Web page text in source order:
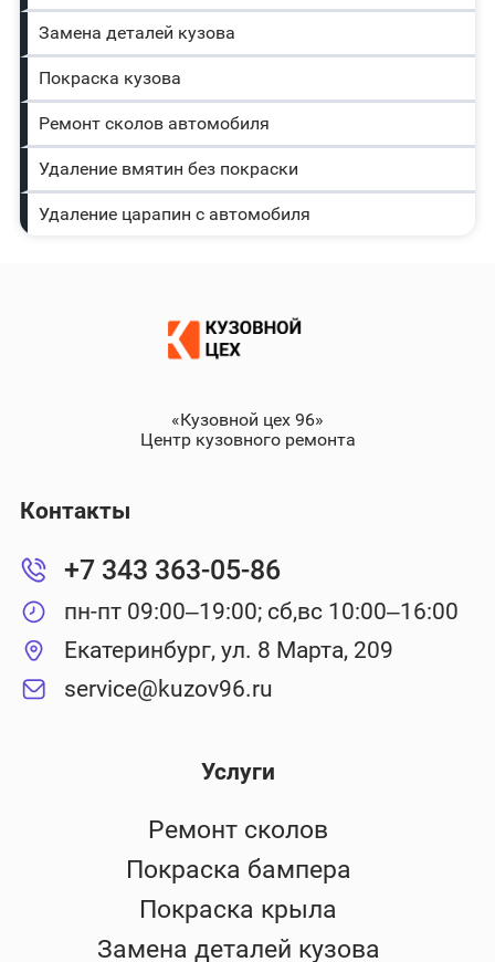
Замена деталей кузова
Покраска кузова
Ремонт сколов автомобиля
Удаление вмятин без покраски
Удаление царапин с автомобиля
«Кузовной цех 96»
Центр кузовного ремонта
Услуги
Ремонт сколов
Покраска бампера
Покраска крыла
Замена деталей кузова
Контакты
+7 343 363-05-86
пн-пт 09:00–19:00; сб,вс 10:00–16:00
Екатеринбург, ул. 8 Марта, 209
service@kuzov96.ru